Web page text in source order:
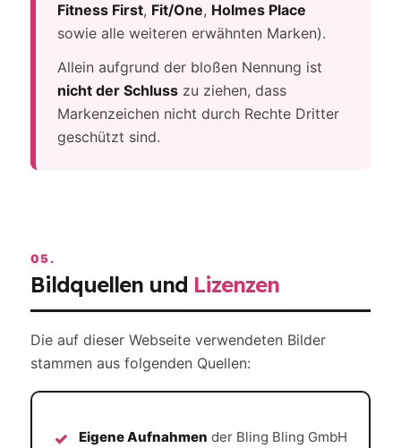
Fitness First, Fit/One, Holmes Place
sowie alle weiteren erwähnten Marken).
Allein aufgrund der bloßen Nennung ist
nicht der Schluss zu ziehen, dass
Markenzeichen nicht durch Rechte Dritter
geschützt sind.
05.
Bildquellen und Lizenzen
Die auf dieser Webseite verwendeten Bilder
stammen aus folgenden Quellen:
Eigene Aufnahmen der Bling Bling GmbH